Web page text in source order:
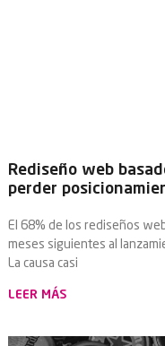
Rediseño web
perder
El 68% de los rediseños
meses siguientes al
La causa casi
LEER MÁS